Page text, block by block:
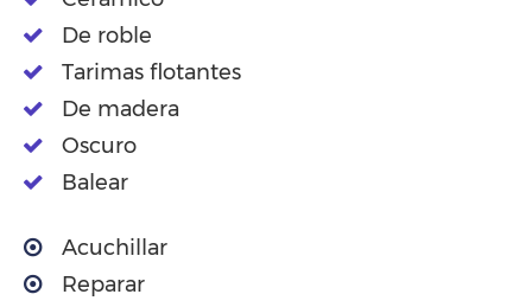
De roble
Tarimas flotantes
De madera
Oscuro
Balear
Acuchillar
Reparar